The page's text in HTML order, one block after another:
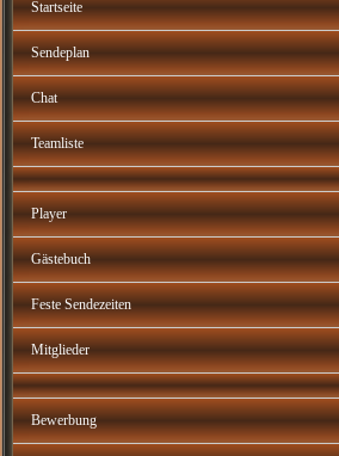
Startseite
Sendeplan
Chat
Teamliste
Player
Gästebuch
Feste Sendezeiten
Mitglieder
Bewerbung